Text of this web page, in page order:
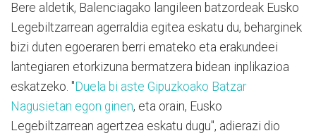
Bere aldetik, Balenciagako langileen batzordeak Eusko
Legebiltzarrean agerraldia egitea eskatu du, beharginek
bizi duten egoeraren berri emateko eta erakundeei
lantegiaren etorkizuna bermatzera bidean inplikazioa
eskatzeko. " Duela bi aste Gipuzkoako Batzar
Nagusietan egon ginen, eta orain, Eusko
Legebiltzarrean agertzea eskatu dugu", adierazi dio